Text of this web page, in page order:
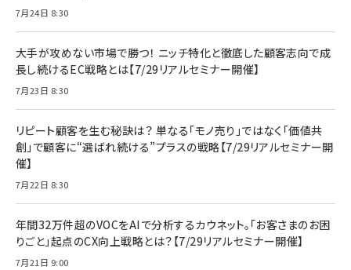
7月24日 8:30
大手が攻めない市場で勝つ！ ニッチ特化と徹底した顧客志向で成
長し続けるEC戦略とは【7/29リアルセミナー開催】
7月23日 8:30
リピート顧客を生む秘訣は？ 単なる「モノ売り」ではなく「価値共
創」で顧客に“選ばれ続ける”プラスの戦略【7/29リアルセミナー開
催】
7月22日 8:30
年間32万件超のVOCをAIで分析するカウネット。「お客さまのお困
りごと」起点のCX向上戦略とは？【7/29リアルセミナー開催】
7月21日 9:00